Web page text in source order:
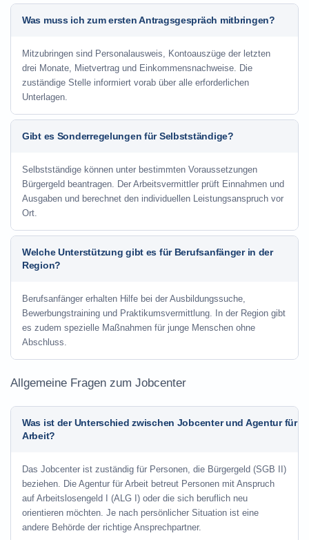
Was muss ich zum ersten Antragsgespräch mitbringen?
Mitzubringen sind Personalausweis, Kontoauszüge der letzten
drei Monate, Mietvertrag und Einkommensnachweise. Die
zuständige Stelle informiert vorab über alle erforderlichen
Unterlagen.
Gibt es Sonderregelungen für Selbstständige?
Selbstständige können unter bestimmten Voraussetzungen
Bürgergeld beantragen. Der Arbeitsvermittler prüft Einnahmen und
Ausgaben und berechnet den individuellen Leistungsanspruch vor
Ort.
Welche Unterstützung gibt es für Berufsanfänger in der
Region?
Berufsanfänger erhalten Hilfe bei der Ausbildungssuche,
Bewerbungstraining und Praktikumsvermittlung. In der Region gibt
es zudem spezielle Maßnahmen für junge Menschen ohne
Abschluss.
Allgemeine Fragen zum Jobcenter
Was ist der Unterschied zwischen Jobcenter und Agentur für
Arbeit?
Das Jobcenter ist zuständig für Personen, die Bürgergeld (SGB II)
beziehen. Die Agentur für Arbeit betreut Personen mit Anspruch
auf Arbeitslosengeld I (ALG I) oder die sich beruflich neu
orientieren möchten. Je nach persönlicher Situation ist eine
andere Behörde der richtige Ansprechpartner.